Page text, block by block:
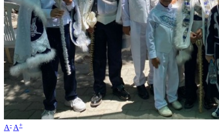
A- A+